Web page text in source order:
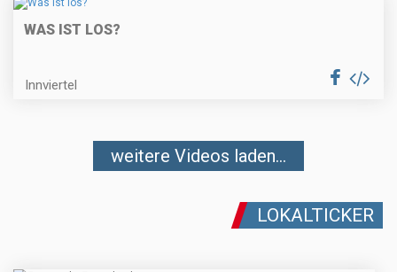
WAS IST LOS?
Innviertel
weitere Videos laden...
LOKALTICKER